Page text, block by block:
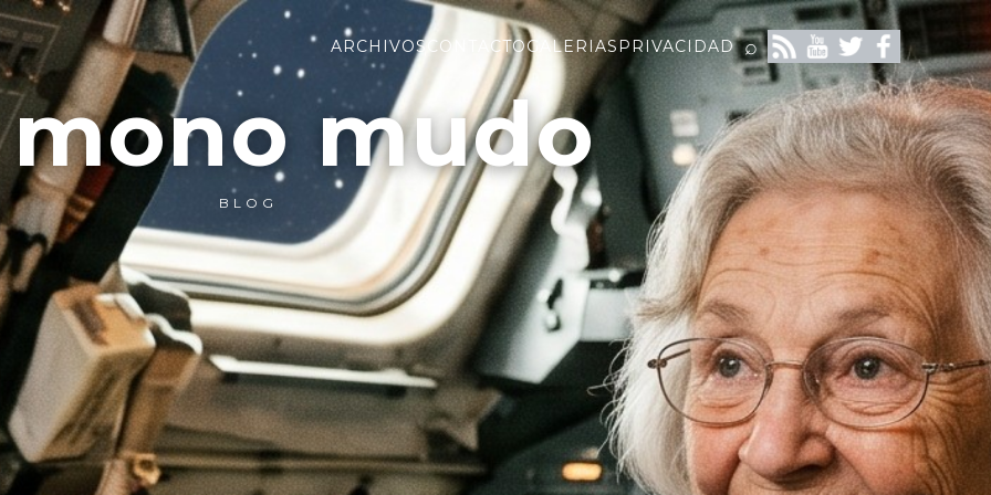
ARCHIVOS CONTACTOGALERIASPRIVACIDAD ⌕
mudo
BLOG